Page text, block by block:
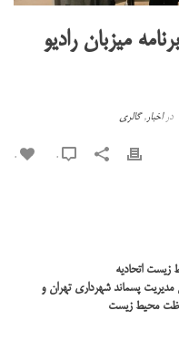
میزبان رادیو
دراخبار,گالری
0
زیست اتحادیه
پسماند شهرداری تهران و
محیط زیست